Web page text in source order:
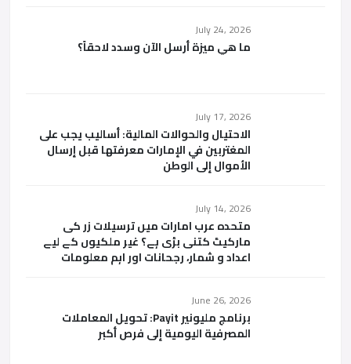
July 24, 2026
ما هي ميزة أرسل الآن وسدد لاحقاً؟
July 17, 2026
الاحتيال والحوالات المالية: أساليب يجب على
المغتربين في الإمارات معرفتها قبل إرسال
الأموال إلى الوطن
July 14, 2026
متحدہ عرب امارات میں ترسیلات زر کی
مارکیٹ کتنی بڑی ہے؟ غیر ملکیوں کے لیے
اعداد و شمار، رجحانات اور اہم معلومات
June 26, 2026
برنامج مليونير Payit: تحويل المعاملات
المصرفية اليومية إلى فرص أكبر